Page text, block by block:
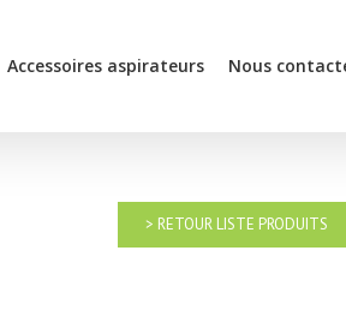
Accessoires aspirateurs Nous
> RETOUR LISTE PRODUITS